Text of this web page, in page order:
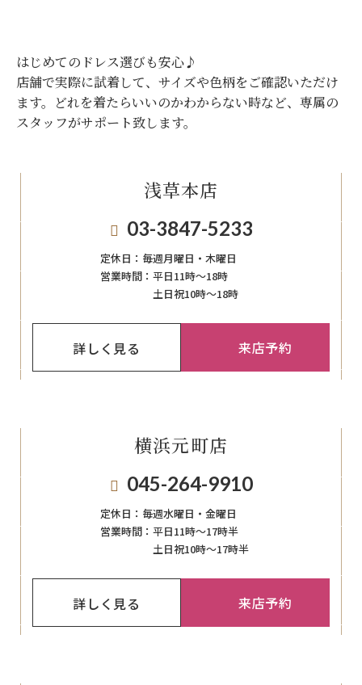
はじめてのドレス選びも安心♪
店舗で実際に試着して、サイズや色柄をご確認いただけ
ます。
どれを着たらいいのかわからない時など、専属の
スタッフがサポート致します。
浅草本店
03-3847-5233
定休日： 毎週月曜日・木曜日
営業時間： 平日11時～18時
土日祝10時～18時
詳しく見る 来店予約
横浜元町店
045-264-9910
定休日： 毎週⽔曜⽇‧⾦曜⽇
営業時間： 平日11時～17時半
土日祝10時～17時半
詳しく見る 来店予約